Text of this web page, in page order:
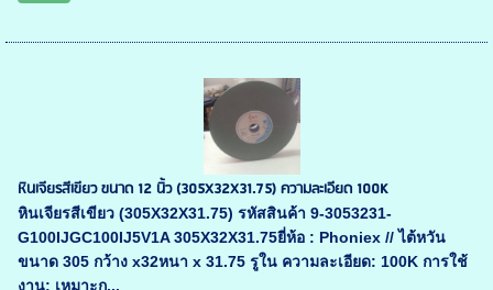
หินเจียรสีเขียว ขนาด 12 นิ้ว (305X32X31.75) ความละเอียด 100K
หินเจียรสีเขียว (305X32X31.75) รหัสสินค้า 9-3053231-
G100IJGC100IJ5V1A 305X32X31.75ยี่ห้อ : Phoniex // ไต้หวัน
ขนาด 305 กว้าง x32หนา x 31.75 รูใน ความละเอียด: 100K การใช้
งาน: เหมาะก...